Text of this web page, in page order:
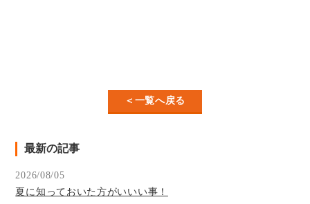
＜一覧へ戻る
最新の記事
2026/08/05
夏に知っておいた方がいいい事！